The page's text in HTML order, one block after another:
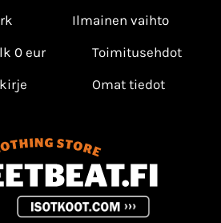
Ilmainen vaihto
0 eur
Toimitusehdot
Omat tiedot